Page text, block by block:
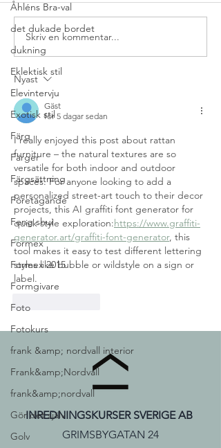
Åhléns Bra-val
det dukade bordet
dukning
Eklektisk stil
Elevintervju
Exotisk stil
Färg
Färger
Färgsättning
Företagande
Feng shui
Formex
Formex 2015
Formgivare
Foto
Fotokurs
frank &amp; nordvall interior
Frank&amp;Nordvall
frank&amp;nordvall
Gör det själv
Golv
Välj rätt belysning till
matsalen
Skriv en kommentar...
Nyast
Gäst
för 5 dagar sedan
I really enjoyed this post about rattan
furniture – the natural textures are so
versatile for both indoor and outdoor
spaces. For anyone looking to add a
personalized street-art touch to their decor
projects, this AI graffiti font generator for
quick style exploration:https://www.graffiti-
generator.art/graffiti-font-generator, this
tool makes it easy to test different lettering
styles like bubble or wildstyle on a sign or
label.
INREDNINGSKURSER SVERIGE AB
GRIMSBYGATAN 24